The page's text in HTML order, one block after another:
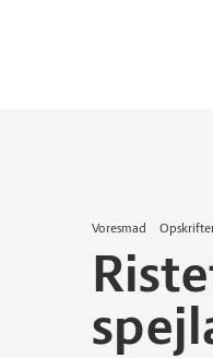
Voresmad